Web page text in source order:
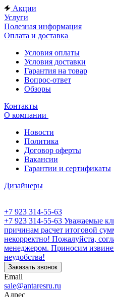
Акции
Услуги
Полезная информация
Оплата и доставка
Условия оплаты
Условия доставки
Гарантия на товар
Вопрос-ответ
Обзоры
Контакты
О компании
Новости
Политика
Договор оферты
Вакансии
Гарантии и сертификаты
Дизайнеры
+7 923 314-55-63
+7 923 314-55-63 Уважаемые
причинам расчет итоговой
некорректно! Пожалуйста,
менеджером. Приносим
неудобства!
Заказать звонок
Email
sale@antaresru.ru
Адрес